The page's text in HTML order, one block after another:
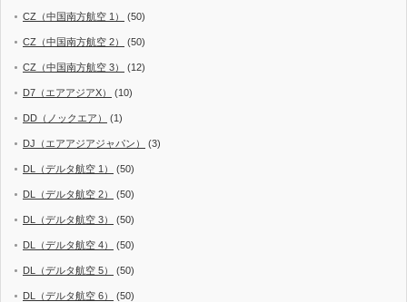
CZ（中国南方航空 1） (50)
CZ（中国南方航空 2） (50)
CZ（中国南方航空 3） (12)
D7（エアアジアX） (10)
DD（ノックエア） (1)
DJ（エアアジアジャパン） (3)
DL（デルタ航空 1） (50)
DL（デルタ航空 2） (50)
DL（デルタ航空 3） (50)
DL（デルタ航空 4） (50)
DL（デルタ航空 5） (50)
DL（デルタ航空 6） (50)